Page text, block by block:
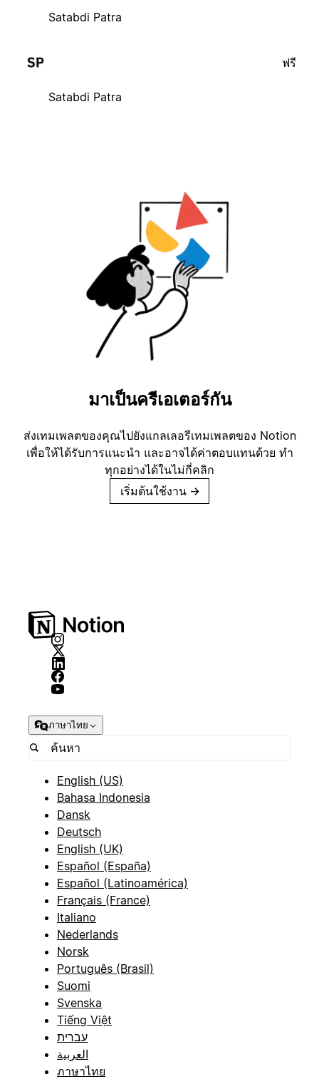
Satabdi Patra
Satabdi Patra
ฟรี
มาเป็นครีเอเตอร์กัน
ส่งเทมเพลตของคุณไปยังแกลเลอรีเทมเพลตของ Notion
เพื่อให้ได้รับการแนะนำ และอาจได้ค่าตอบแทนด้วย ทำ
ทุกอย่างได้ในไม่กี่คลิก
เริ่มต้นใช้งาน →
ภาษาไทย
English (US)
Bahasa Indonesia
Dansk
Deutsch
English (UK)
Español (España)
Español (Latinoamérica)
Français (France)
Italiano
Nederlands
Norsk
Português (Brasil)
Suomi
Svenska
Tiếng Việt
עברית
العربية
ภาษาไทย